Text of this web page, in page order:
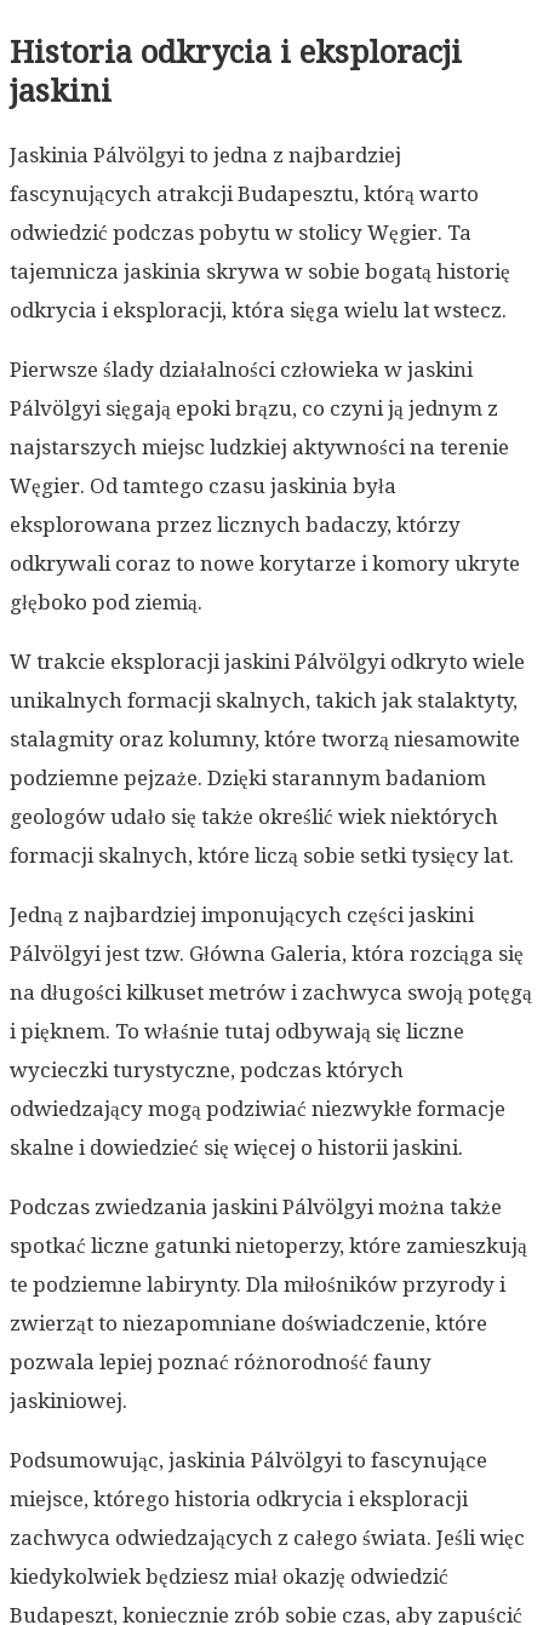
Historia odkrycia i eksploracji
jaskini
Jaskinia Pálvölgyi to jedna z najbardziej
fascynujących atrakcji Budapesztu, którą warto
odwiedzić podczas pobytu w stolicy Węgier. Ta
tajemnicza jaskinia skrywa w sobie bogatą historię
odkrycia i eksploracji, która sięga wielu lat wstecz.
Pierwsze ślady działalności człowieka w jaskini
Pálvölgyi sięgają epoki brązu, co czyni ją jednym z
najstarszych miejsc ludzkiej aktywności na terenie
Węgier. Od tamtego czasu jaskinia była
eksplorowana przez licznych badaczy, którzy
odkrywali coraz to nowe korytarze i komory ukryte
głęboko pod ziemią.
W trakcie eksploracji jaskini Pálvölgyi odkryto wiele
unikalnych formacji skalnych, takich jak stalaktyty,
stalagmity oraz kolumny, które tworzą niesamowite
podziemne pejzaże. Dzięki starannym badaniom
geologów udało się także określić wiek niektórych
formacji skalnych, które liczą sobie setki tysięcy lat.
Jedną z najbardziej imponujących części jaskini
Pálvölgyi jest tzw. Główna Galeria, która rozciąga się
na długości kilkuset metrów i zachwyca swoją potęgą
i pięknem. To właśnie tutaj odbywają się liczne
wycieczki turystyczne, podczas których
odwiedzający mogą podziwiać niezwykłe formacje
skalne i dowiedzieć się więcej o historii jaskini.
Podczas zwiedzania jaskini Pálvölgyi można także
spotkać liczne gatunki nietoperzy, które zamieszkują
te podziemne labirynty. Dla miłośników przyrody i
zwierząt to niezapomniane doświadczenie, które
pozwala lepiej poznać różnorodność fauny
jaskiniowej.
Podsumowując, jaskinia Pálvölgyi to fascynujące
miejsce, którego historia odkrycia i eksploracji
zachwyca odwiedzających z całego świata. Jeśli więc
kiedykolwiek będziesz miał okazję odwiedzić
Budapeszt, koniecznie zrób sobie czas, aby zapuścić